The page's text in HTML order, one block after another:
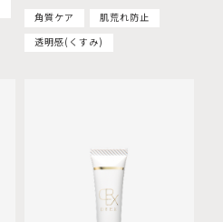
角質ケア
肌荒れ防止
透明感(くすみ)